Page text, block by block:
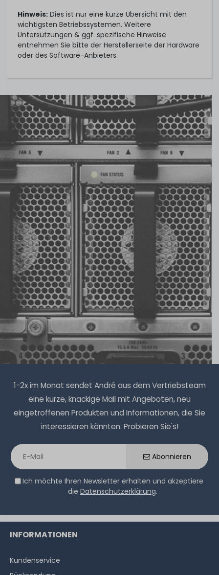
Hinweis: Dies ist nur eine kurze Übersicht mit den
wichtigsten Betriebssystemen. Weitere
Untersützungen & ggf. spezifische Hinweise
entnehmen Sie bitte der Herstellerseite der Hardware
oder des Software-Anbieters.
1-2x im Monat sendet André aus dem Vertriebsteam
eine kurze, knackige Mail mit Angeboten, neu
eingetroffenen Produkten und Informationen, die Sie
interessieren könnten. Probieren Sie's!
Abonnieren
Ich möchte Ihren Newsletter erhalten und akzeptiere
die Datenschutzerklärung.
INFORMATIONEN
Kundenservice